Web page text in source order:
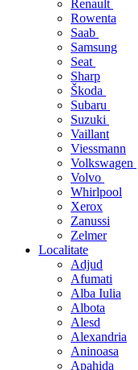
Renault
Rowenta
Saab
Samsung
Seat
Sharp
Škoda
Subaru
Suzuki
Vaillant
Viessmann
Volkswagen
Volvo
Whirlpool
Xerox
Zanussi
Zelmer
Localitate
Adjud
Afumati
Alba Iulia
Albota
Alesd
Alexandria
Aninoasa
Apahida